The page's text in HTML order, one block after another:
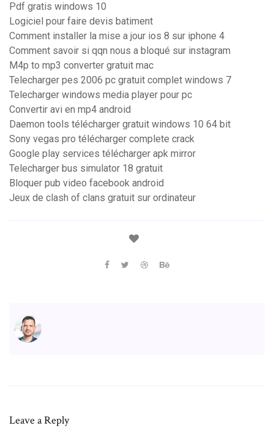
Pdf gratis windows 10
Logiciel pour faire devis batiment
Comment installer la mise a jour ios 8 sur iphone 4
Comment savoir si qqn nous a bloqué sur instagram
M4p to mp3 converter gratuit mac
Telecharger pes 2006 pc gratuit complet windows 7
Telecharger windows media player pour pc
Convertir avi en mp4 android
Daemon tools télécharger gratuit windows 10 64 bit
Sony vegas pro télécharger complete crack
Google play services télécharger apk mirror
Telecharger bus simulator 18 gratuit
Bloquer pub video facebook android
Jeux de clash of clans gratuit sur ordinateur
Leave a Reply